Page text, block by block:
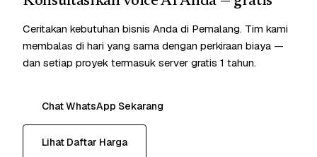
Ceritakan kebutuhan bisnis Anda di Pemalang. Tim kami
membalas di hari yang sama dengan perkiraan biaya —
dan setiap proyek termasuk server gratis 1 tahun.
Chat WhatsApp Sekarang
Lihat Daftar Harga